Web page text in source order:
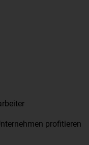
profitieren